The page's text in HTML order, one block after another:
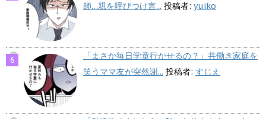
師…親を呼びつけ言... 投稿者: yuiko
「まさか毎日学童行かせるの？」共働き家庭を
笑うママ友が突然謝... 投稿者: すじえ